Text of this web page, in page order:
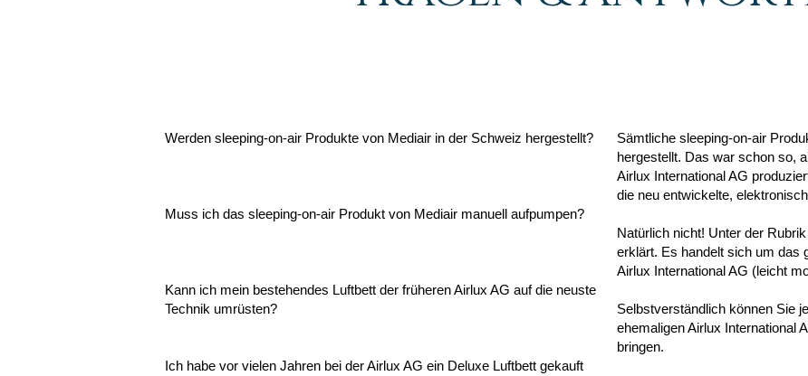
Werden sleeping-on-air Produkte von Mediair in der Schweiz hergestellt?
Muss ich das sleeping-on-air Produkt von Mediair manuell aufpumpen?
Kann ich mein bestehendes Luftbett der früheren Airlux AG auf die neuste
Technik umrüsten?
Ich habe vor vielen Jahren bei der Airlux AG ein Deluxe Luftbett gekauft
Sämtliche sleeping-on-air
hergestellt. Das war schon so,
Airlux International AG
die neu entwickelte,
Natürlich nicht! Unter der
erklärt. Es handelt sich um das
Airlux International AG (leicht
Selbstverständlich können Sie
ehemaligen Airlux International
bringen.